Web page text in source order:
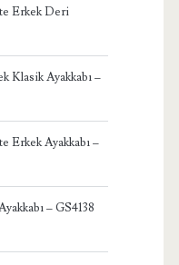
Erkek Deri
Klasik Ayakkabı –
Erkek Ayakkabı –
– GS4138